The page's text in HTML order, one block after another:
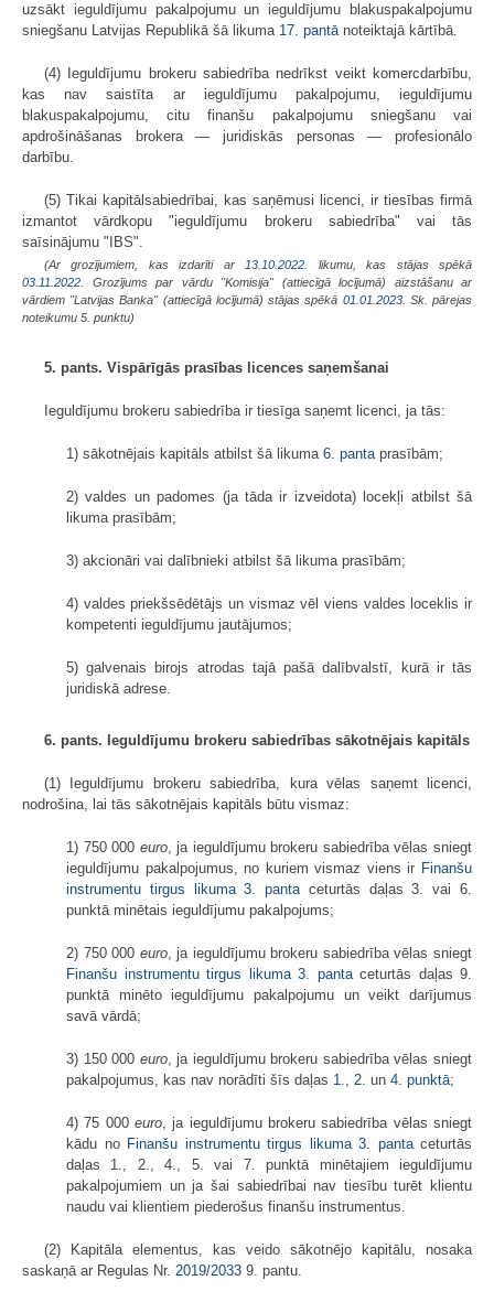
uzsākt ieguldījumu pakalpojumu un ieguldījumu blakuspakalpojumu
sniegšanu Latvijas Republikā šā likuma 17. pantānoteiktajā kārtībā.
(4) Ieguldījumu brokeru sabiedrība nedrīkst veikt komercdarbību,
kas nav saistīta ar ieguldījumu pakalpojumu, ieguldījumu
blakuspakalpojumu, citu finanšu pakalpojumu sniegšanu vai
apdrošināšanas brokera — juridiskās personas — profesionālo
darbību.
(5) Tikai kapitālsabiedrībai, kas saņēmusi licenci, ir tiesības firmā
izmantot vārdkopu "ieguldījumu brokeru sabiedrība" vai tās
saīsinājumu "IBS".
(Ar grozījumiem, kas izdarīti ar 13.10.2022 . likumu, kas stājas spēkā
03.11.2022.
Grozījums par vārdu "Komisija" (attiecīgā locījumā) aizstāšanu ar
vārdiem "Latvijas Banka" (attiecīgā locījumā) stājas spēkā 01.01.2023. Sk. pārejas
noteikumu 5. punktu)
5. pants. Vispārīgās prasības licences saņemšanai
Ieguldījumu brokeru sabiedrība ir tiesīga saņemt licenci, ja tās:
1) sākotnējais kapitāls atbilst šā likuma 6. pantaprasībām;
2) valdes un padomes (ja tāda ir izveidota) locekļi atbilst šā
likuma prasībām;
3) akcionāri vai dalībnieki atbilst šā likuma prasībām;
4) valdes priekšsēdētājs un vismaz vēl viens valdes loceklis ir
kompetenti ieguldījumu jautājumos;
5) galvenais birojs atrodas tajā pašā dalībvalstī, kurā ir tās
juridiskā adrese.
6. pants. Ieguldījumu brokeru sabiedrības sākotnējais kapitāls
(1) Ieguldījumu brokeru sabiedrība, kura vēlas saņemt licenci,
nodrošina, lai tās sākotnējais kapitāls būtu vismaz:
1) 750 000 euro, ja ieguldījumu brokeru sabiedrība vēlas sniegt
ieguldījumu pakalpojumus, no kuriem vismaz viens ir Finanšu
instrumentu tirgus likuma 3. pantaceturtās daļas 3. vai 6.
punktā minētais ieguldījumu pakalpojums;
2) 750 000 euro, ja ieguldījumu brokeru sabiedrība vēlas sniegt
Finanšu instrumentu tirgus likuma 3. pantaceturtās daļas 9.
punktā minēto ieguldījumu pakalpojumu un veikt darījumus
savā vārdā;
3) 150 000 euro, ja ieguldījumu brokeru sabiedrība vēlas sniegt
pakalpojumus, kas nav norādīti šīs daļas 1., 2. un 4. punktā;
4) 75 000 euro, ja ieguldījumu brokeru sabiedrība vēlas sniegt
kādu no Finanšu instrumentu tirgus likuma 3. pantaceturtās
daļas 1., 2., 4., 5. vai 7. punktā minētajiem ieguldījumu
pakalpojumiem un ja šai sabiedrībai nav tiesību turēt klientu
naudu vai klientiem piederošus finanšu instrumentus.
(2) Kapitāla elementus, kas veido sākotnējo kapitālu, nosaka
saskaņā ar Regulas Nr. 2019/2033 9. pantu.